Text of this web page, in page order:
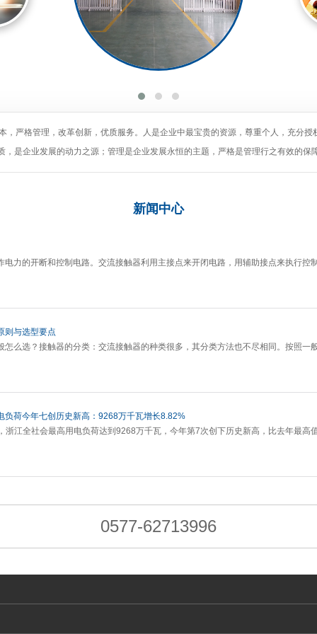
，严格管理，改革创新，优质服务。人是企业中最宝贵的资源，尊重个人，充分授
，是企业发展的动力之源；管理是企业发展永恒的主题，严格是管理行之有效的保
新闻 中心
电力的开断和控制电路。交流接触器利用主接点来开闭电路，用辅助接点来执行控
则与选型要点
怎么选？接触器的分类：交流接触器的种类很多，其分类方法也不尽相同。按照一
负荷今年七创历史新高：9268万千瓦增长8.82%
浙江全社会最高用电负荷达到9268万千瓦，今年第7次创下历史新高，比去年最高
0577-62713996